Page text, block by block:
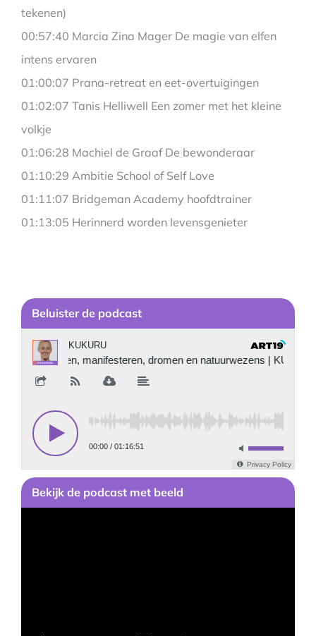
tekenen)
00:57:40 Marcia Zina Mager De magie van elfen
intens ervaren
01:00:07 Prana-retreat en eet-overtuigingen
01:02:07 Tanis Helliwell Een zomer met het kleine
volkje
01:06:28 Machiel de Graaf De bewonderaar
01:10:29 Ambitie School of Self Love
01:11:07 Bridgeman Academy hoofdtrainer
01:13:05 Herinnerd worden levensgenieter
Beluister de podcast
Bekijk de podcast met beeld